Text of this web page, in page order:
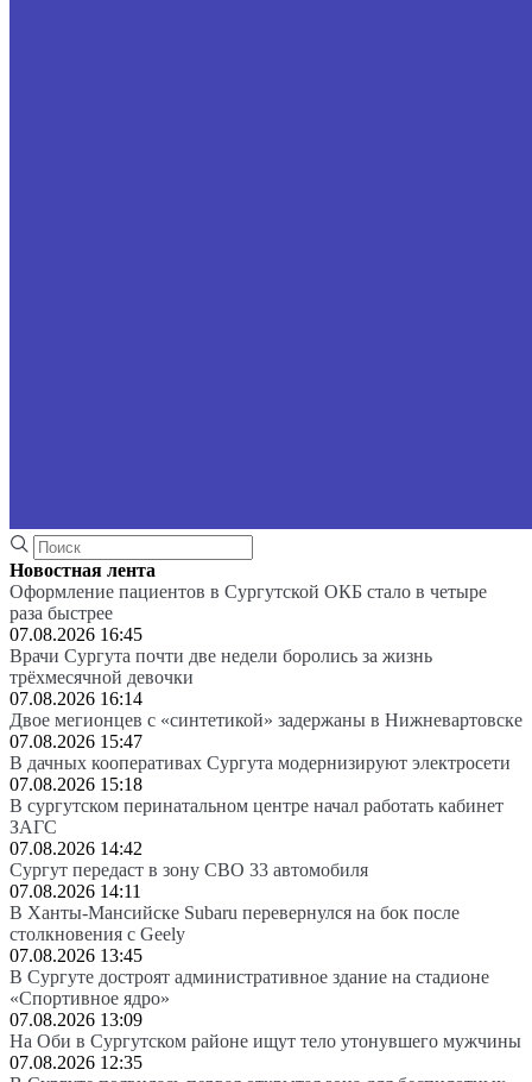
Новостная лента
Оформление пациентов в Сургутской ОКБ стало в четыре
раза быстрее
07.08.2026 16:45
Врачи Сургута почти две недели боролись за жизнь
трёхмесячной девочки
07.08.2026 16:14
Двое мегионцев с «синтетикой» задержаны в Нижневартовске
07.08.2026 15:47
В дачных кооперативах Сургута модернизируют электросети
07.08.2026 15:18
В сургутском перинатальном центре начал работать кабинет
ЗАГС
07.08.2026 14:42
Сургут передаст в зону СВО 33 автомобиля
07.08.2026 14:11
В Ханты-Мансийске Subaru перевернулся на бок после
столкновения с Geely
07.08.2026 13:45
В Сургуте достроят административное здание на стадионе
«Спортивное ядро»
07.08.2026 13:09
На Оби в Сургутском районе ищут тело утонувшего мужчины
07.08.2026 12:35